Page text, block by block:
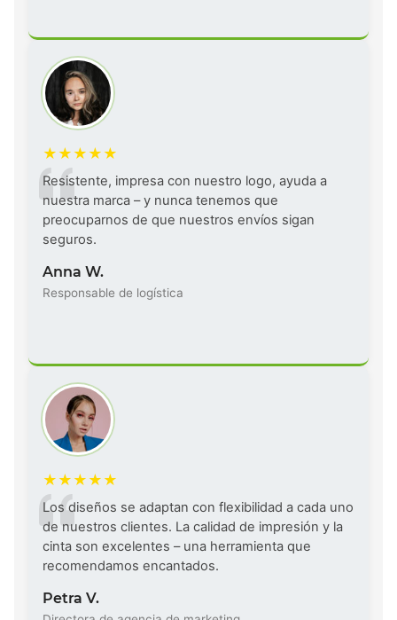
Resistente, impresa con nuestro logo, ayuda a
nuestra marca – y nunca tenemos que
preocuparnos de que nuestros envíos sigan
seguros.
Anna W.
Responsable de logística
Los diseños se adaptan con flexibilidad a cada uno
de nuestros clientes. La calidad de impresión y la
cinta son excelentes – una herramienta que
recomendamos encantados.
Petra V.